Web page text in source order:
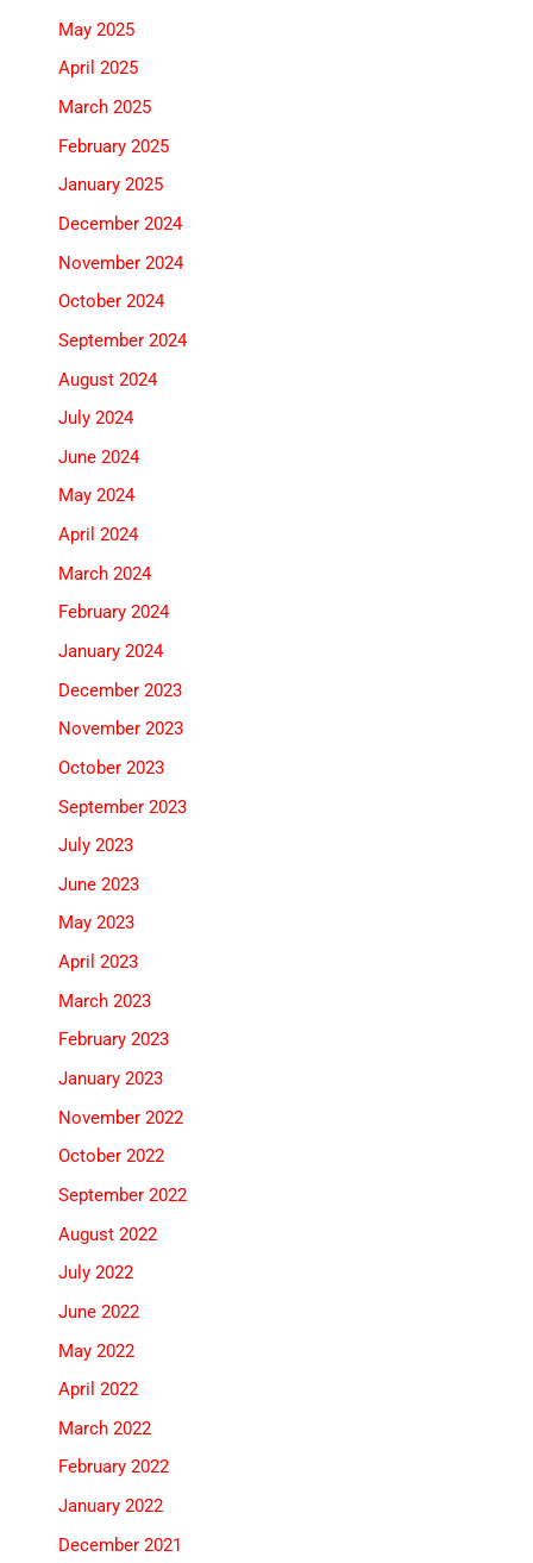
May 2025
April 2025
March 2025
February 2025
January 2025
December 2024
November 2024
October 2024
September 2024
August 2024
July 2024
June 2024
May 2024
April 2024
March 2024
February 2024
January 2024
December 2023
November 2023
October 2023
September 2023
July 2023
June 2023
May 2023
April 2023
March 2023
February 2023
January 2023
November 2022
October 2022
September 2022
August 2022
July 2022
June 2022
May 2022
April 2022
March 2022
February 2022
January 2022
December 2021